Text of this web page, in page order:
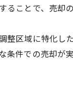
ることで、売却
整区域に特化し
条件での売却が